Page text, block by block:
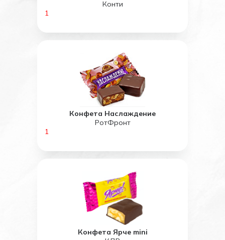
Конти
1
Конфета Наслаждение
РотФронт
1
Конфета Ярче mini